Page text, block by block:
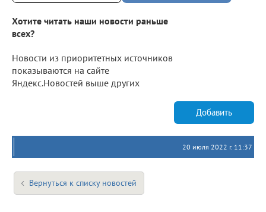
Хотите читать наши новости раньше
всех?
Новости из приоритетных источников
показываются на сайте
Яндекс.Новостей выше других
Добавить
20 июля 2022 г. 11:37
Вернуться к списку новостей